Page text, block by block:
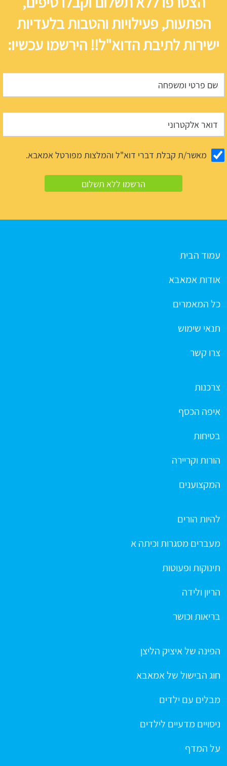
הפתעות, פעילויות והטבות בלעדיות
ישירות לתיבת הדוא"ל!! הירשמו עכשיו:
מאשר/ת קבלת דברי דוא"ל והמלצות מפורטל אמאבא.
עמוד הבית
אודות אמאבא
כל המאמרים
תנאי שימוש
צרו קשר
צרכנות
איפה הכסף
בטיחות
הורות וקריירה
המקצוענים
להיות הורים
מעברים מסגרות וכיתה א
תינוקות ופעוטות
הריון ולידה
בריאות וכושר
הפינה של איציק הליצן
חוג הבישול של אמאבא
מבלים עם ילדים
ניסויים מדעיים לילדים
על המדף